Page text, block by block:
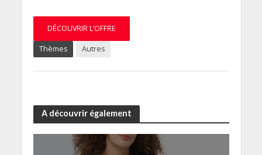
DÉCOUVRIR L’OFFRE
Thèmes Autres
A découvrir également